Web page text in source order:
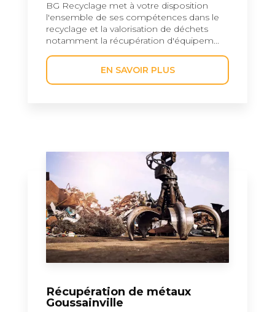
BG Recyclage met à votre disposition
l'ensemble de ses compétences dans le
recyclage et la valorisation de déchets
notamment la récupération d'équipem...
EN SAVOIR PLUS
Récupération de métaux
Goussainville